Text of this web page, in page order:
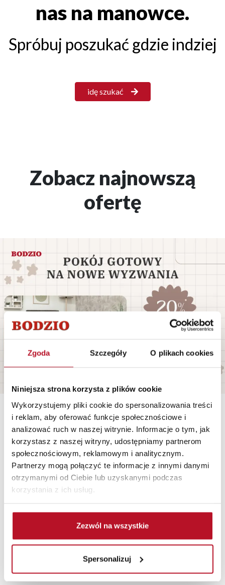
Zgoda Szczegóły O plikach cookies
Niniejsza strona korzysta z plików cookie
Wykorzystujemy pliki cookie do spersonalizowania treści
i reklam, aby oferować funkcje społecznościowe i
analizować ruch w naszej witrynie. Informacje o tym, jak
korzystasz z naszej witryny, udostępniamy partnerom
społecznościowym, reklamowym i analitycznym.
Partnerzy mogą połączyć te informacje z innymi danymi
otrzymanymi od Ciebie lub uzyskanymi podczas
korzystania z ich usług.
Zezwól na wszystkie
Spersonalizuj
nas na manowce.
Spróbuj poszukać gdzie indziej
idę szukać
Zobacz najnowszą
ofertę
Polecane Nowości Sale